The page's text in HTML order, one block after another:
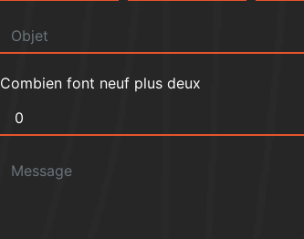
Combien font neuf plus deux